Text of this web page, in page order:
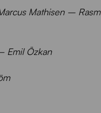
Mathisen –
Emil Özkan